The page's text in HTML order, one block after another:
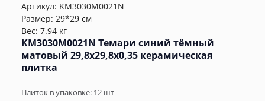
Артикул: KM3030M0021N
Размер: 29*29 см
Вес: 7.94 кг
KM3030M0021N Темари синий тёмный
матовый 29,8x29,8x0,35 керамическая
плитка
Плиток в упаковке: 12 шт